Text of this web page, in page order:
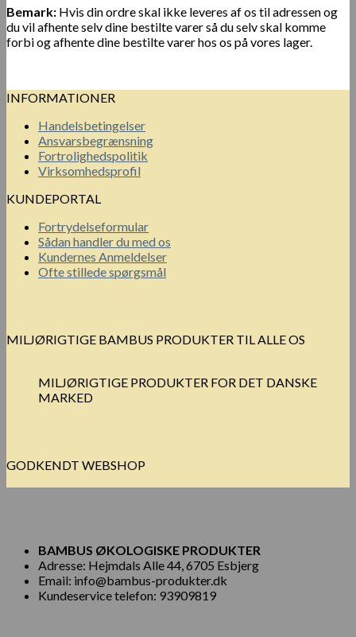
Bemark: Hvis din ordre skal ikke leveres af os til adressen og
du vil afhente selv dine bestilte varer så du selv skal komme
forbi og afhente dine bestilte varer hos os på vores lager.
INFORMATIONER
Handelsbetingelser
Ansvarsbegrænsning
Fortrolighedspolitik
Virksomhedsprofil
KUNDEPORTAL
Fortrydelseformular
Sådan handler du med os
Kundernes Anmeldelser
Ofte stillede spørgsmål
MILJØRIGTIGE BAMBUS PRODUKTER TIL ALLE OS
MILJØRIGTIGE PRODUKTER FOR DET DANSKE
MARKED
GODKENDT WEBSHOP
BAMBUS ØKOLOGISKE PRODUKTER
Adresse: Hejmdals Alle 44, 6705 Esbjerg
Email: info@bambus-produkter.dk
Kundeservice telefon: 93909819